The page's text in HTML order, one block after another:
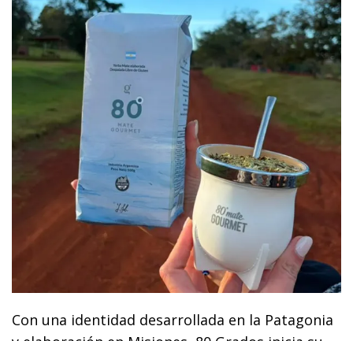
Con una identidad desarrollada en la Patagonia